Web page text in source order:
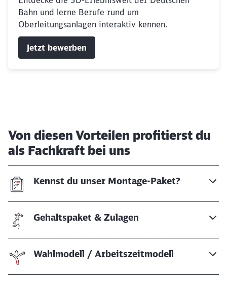
Bahn und lerne Berufe rund um
Oberleitungsanlagen interaktiv kennen.
Jetzt bewerben
Von diesen Vorteilen profitierst du
als Fachkraft bei uns
Kennst du unser Montage-Paket?
Gehaltspaket & Zulagen
Wahlmodell / Arbeitszeitmodell